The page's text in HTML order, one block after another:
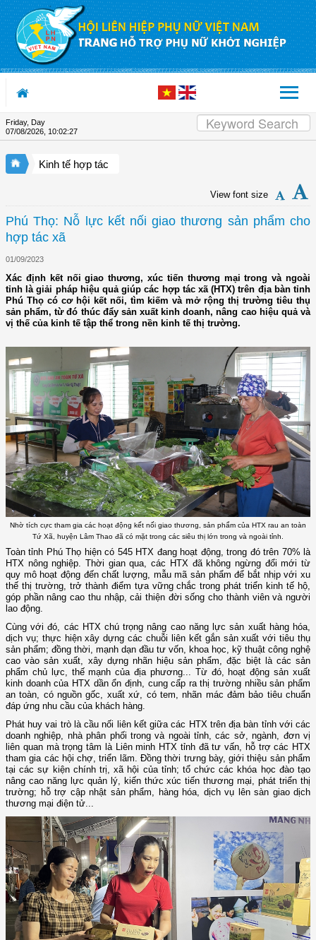
Skip to Content
Friday, Day
07/08/2026 10:02:27
Kinh tế hợp tác
View font size
Phú Thọ: Nỗ lực kết nối giao thương sản phẩm cho
hợp tác xã
01/09/2023
Xác định kết nối giao thương, xúc tiến thương mại trong và ngoài
tỉnh là giải pháp hiệu quả giúp các hợp tác xã (HTX) trên địa bàn tỉnh
Phú Thọ có cơ hội kết nối, tìm kiếm và mở rộng thị trường tiêu thụ
sản phẩm, từ đó thúc đẩy sản xuất kinh doanh, nâng cao hiệu quả và
vị thế của kinh tế tập thể trong nền kinh tế thị trường.
Nhờ tích cực tham gia các hoạt động kết nối giao thương, sản phẩm của HTX rau an toàn
Tứ Xã, huyện Lâm Thao đã có mặt trong các siêu thị lớn trong và ngoài tỉnh.
Toàn tỉnh Phú Thọ hiện có 545 HTX đang hoạt động, trong đó trên 70% là
HTX nông nghiệp. Thời gian qua, các HTX đã không ngừng đổi mới từ
quy mô hoạt động đến chất lượng, mẫu mã sản phẩm để bắt nhịp với xu
thế thị trường, trở thành điểm tựa vững chắc trong phát triển kinh tế hộ,
góp phần nâng cao thu nhập, cải thiện đời sống cho thành viên và người
lao động.
Cùng với đó, các HTX chú trọng nâng cao năng lực sản xuất hàng hóa,
dịch vụ; thực hiện xây dựng các chuỗi liên kết gắn sản xuất với tiêu thụ
sản phẩm; đồng thời, mạnh dạn đầu tư vốn, khoa học, kỹ thuật công nghệ
cao vào sản xuất, xây dựng nhãn hiệu sản phẩm, đặc biệt là các sản
phẩm chủ lực, thế mạnh của địa phương... Từ đó, hoạt động sản xuất
kinh doanh của HTX dần ổn định, cung cấp ra thị trường nhiều sản phẩm
an toàn, có nguồn gốc, xuất xứ, có tem, nhãn mác đảm bảo tiêu chuẩn
đáp ứng nhu cầu của khách hàng.
Phát huy vai trò là cầu nối liên kết giữa các HTX trên địa bàn tỉnh với các
doanh nghiệp, nhà phân phối trong và ngoài tỉnh, các sở, ngành, đơn vị
liên quan mà trọng tâm là Liên minh HTX tỉnh đã tư vấn, hỗ trợ các HTX
tham gia các hội chợ, triển lãm. Đồng thời trưng bày, giới thiệu sản phẩm
tại các sự kiện chính trị, xã hội của tỉnh; tổ chức các khóa học đào tạo
nâng cao năng lực quản lý, kiến thức xúc tiến thương mại, phát triển thị
trường; hỗ trợ cập nhật sản phẩm, hàng hóa, dịch vụ lên sàn giao dịch
thương mại điện tử...